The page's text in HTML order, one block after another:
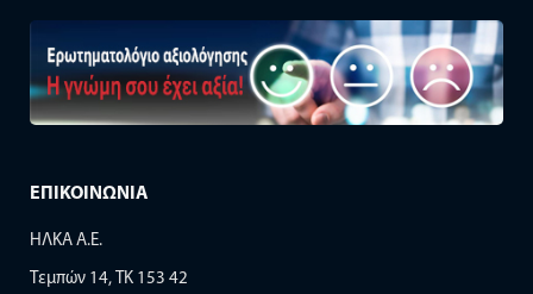
ΕΠΙΚΟΙΝΩΝΙΑ
ΗΛΚΑ Α.Ε.
Τεμπών 14, TK 153 42